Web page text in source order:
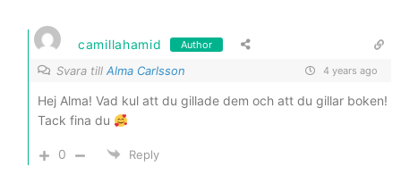
camillahamid Author
Svara till Alma Carlsson 4 years ago
Hej Alma! Vad kul att du gillade dem och att du gillar boken!
Tack fina du
0 Reply